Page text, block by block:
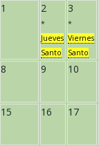
1 2
*
Jueves
Santo
3
*
Viernes
Santo
8 9 10
15 16 17